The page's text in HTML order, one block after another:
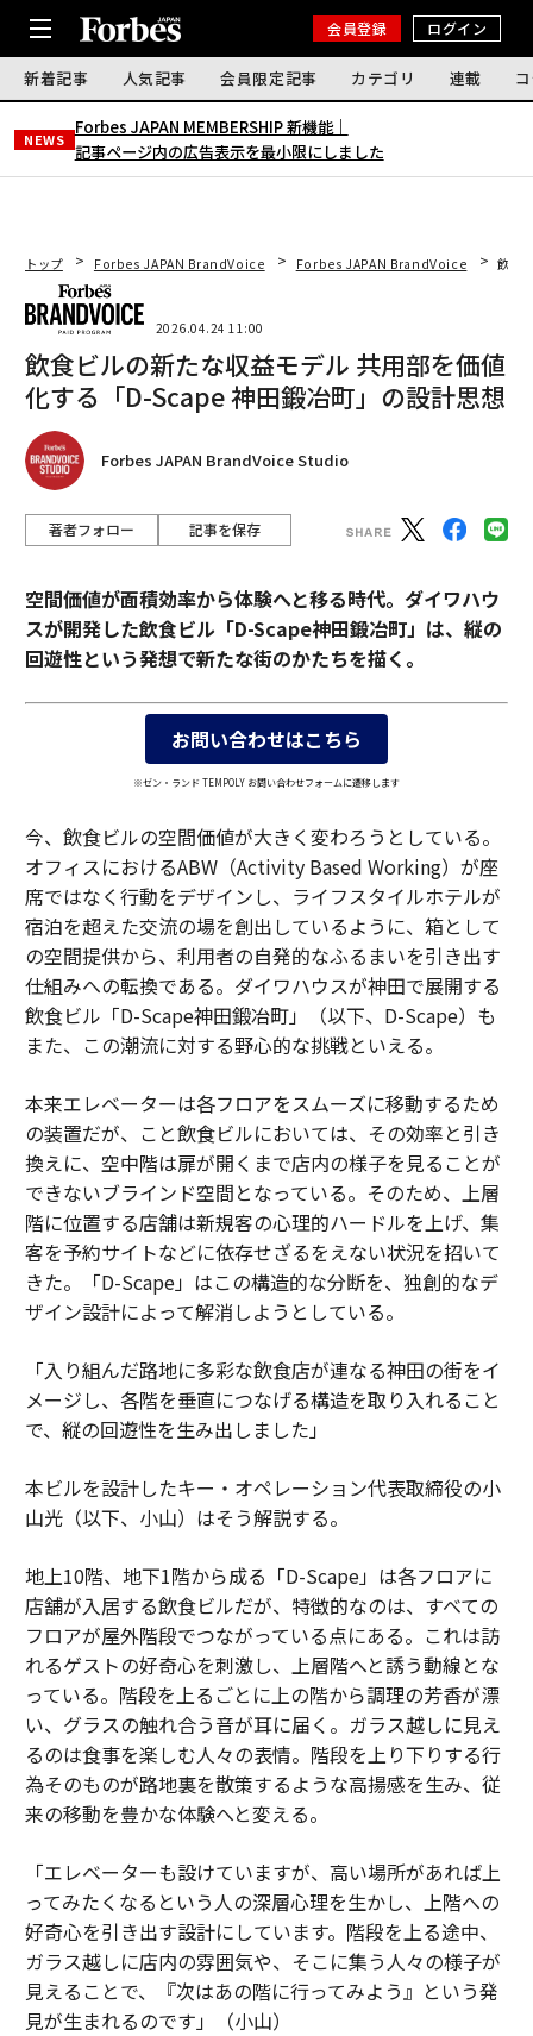
会員登録 ログイン
新着記事 人気記事 会員限定記事 カテゴリ 連載
NEWS
Forbes JAPAN MEMBERSHIP 新機能｜
記事ページ内の広告表示を最小限にしました
トップ Forbes JAPAN BrandVoice Forbes JAPAN BrandVoice 飲食
2026.04.24 11:00
飲食ビルの新たな収益モデル 共用部を価値
化する「D-Scape 神田鍛冶町」の設計思想
Forbes JAPAN BrandVoice Studio
著者フォロー 記事を保存
空間価値が面積効率から体験へと移る時代。ダイワハウ
スが開発した飲食ビル「D-Scape神田鍛冶町」は、縦の
回遊性という発想で新たな街のかたちを描く。
お問い合わせはこちら
※ゼン・ランド TEMPOLY お問い合わせフォームに遷移します
今、飲食ビルの空間価値が大きく変わろうとしている。
オフィスにおけるABW（Activity Based Working）が座
席ではなく行動をデザインし、ライフスタイルホテルが
宿泊を超えた交流の場を創出しているように、箱として
の空間提供から、利用者の自発的なふるまいを引き出す
仕組みへの転換である。ダイワハウスが神田で展開する
飲食ビル「D-Scape神田鍛冶町」（以下、D-Scape）も
また、この潮流に対する野心的な挑戦といえる。
本来エレベーターは各フロアをスムーズに移動するため
の装置だが、こと飲食ビルにおいては、その効率と引き
換えに、空中階は扉が開くまで店内の様子を見ることが
できないブラインド空間となっている。そのため、上層
階に位置する店舗は新規客の心理的ハードルを上げ、集
客を予約サイトなどに依存せざるをえない状況を招いて
きた。「D-Scape」はこの構造的な分断を、独創的なデ
ザイン設計によって解消しようとしている。
「入り組んだ路地に多彩な飲食店が連なる神田の街をイ
メージし、各階を垂直につなげる構造を取り入れること
で、縦の回遊性を生み出しました」
本ビルを設計したキー・オペレーション代表取締役の小
山光（以下、小山）はそう解説する。
地上10階、地下1階から成る「D-Scape」は各フロアに
店舗が入居する飲食ビルだが、特徴的なのは、すべての
フロアが屋外階段でつながっている点にある。これは訪
れるゲストの好奇心を刺激し、上層階へと誘う動線とな
っている。階段を上るごとに上の階から調理の芳香が漂
い、グラスの触れ合う音が耳に届く。ガラス越しに見え
るのは食事を楽しむ人々の表情。階段を上り下りする行
為そのものが路地裏を散策するような高揚感を生み、従
来の移動を豊かな体験へと変える。
「エレベーターも設けていますが、高い場所があれば上
ってみたくなるという人の深層心理を生かし、上階への
好奇心を引き出す設計にしています。階段を上る途中、
ガラス越しに店内の雰囲気や、そこに集う人々の様子が
見えることで、『次はあの階に行ってみよう』という発
見が生まれるのです」（小山）